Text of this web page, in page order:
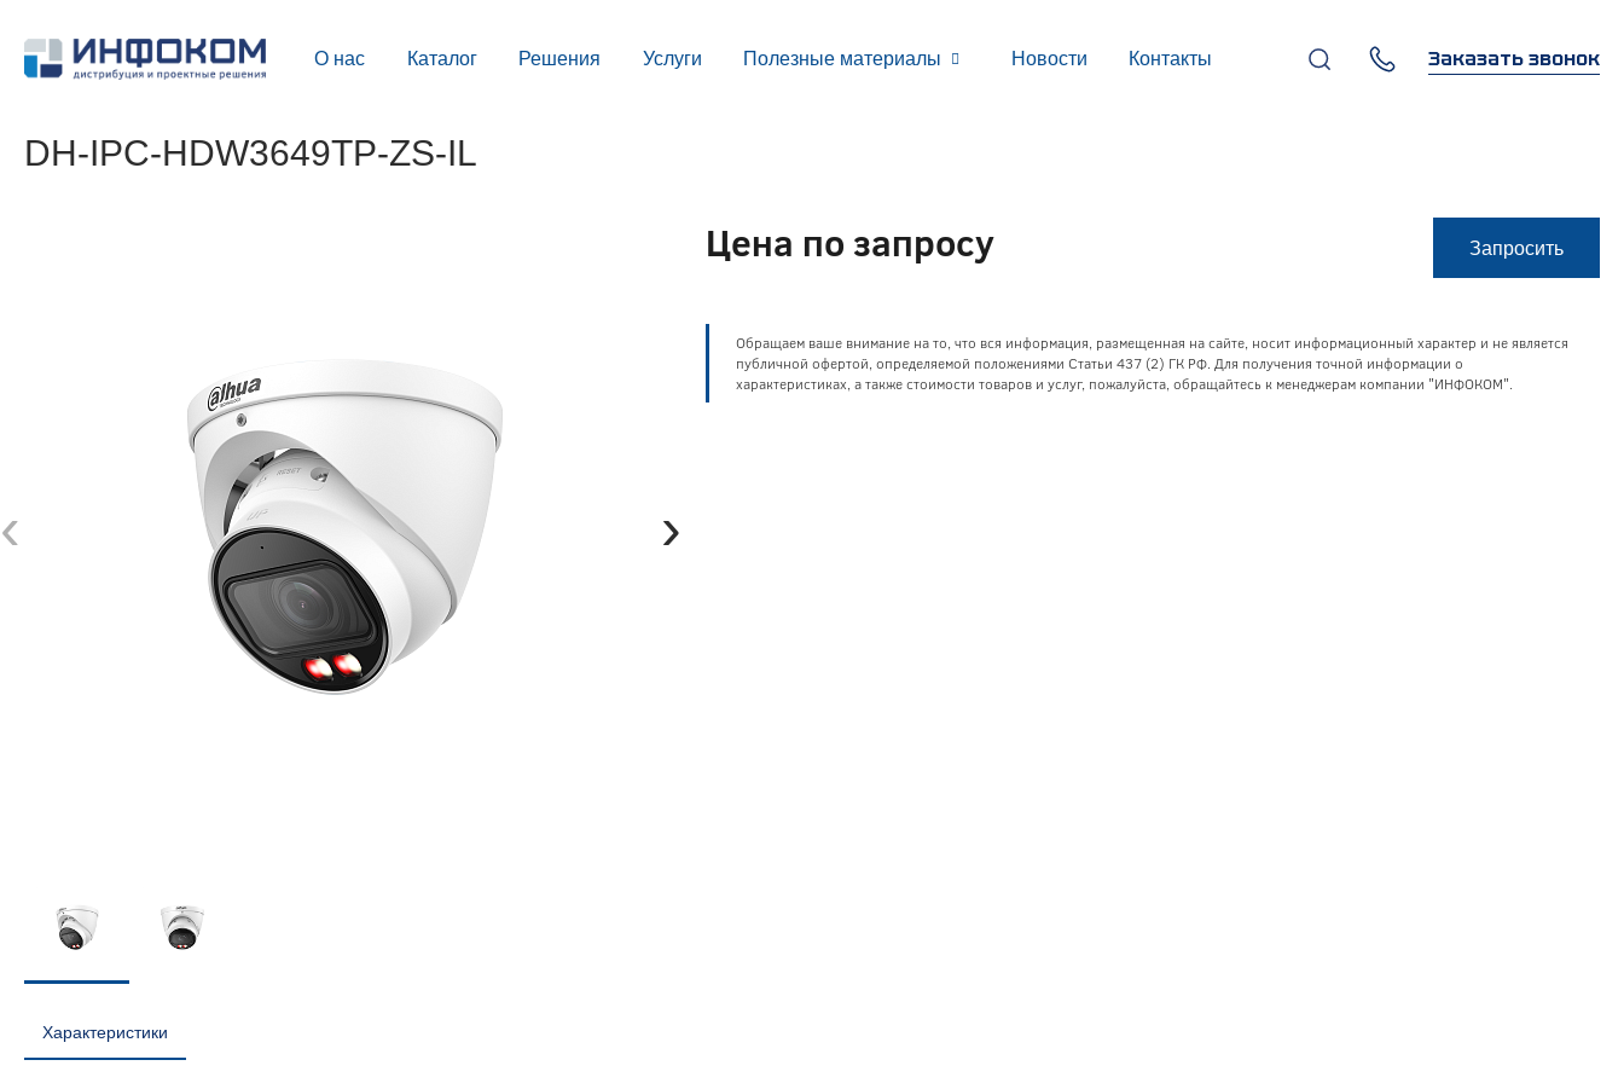
О нас Каталог Решения Услуги Полезные материалы Новости Контакты Заказать звонок
DH-IPC-HDW3649TP-ZS-IL
‹ ›
Цена по запросу Запросить
Обращаем ваше внимание на то, что вся информация, размещенная на сайте, носит информационный характер и не является
публичной офертой, определяемой положениями Статьи 437 (2) ГК РФ. Для получения точной информации о
характеристиках, а также стоимости товаров и услуг, пожалуйста, обращайтесь к менеджерам компании "ИНФОКОМ".
Характеристики